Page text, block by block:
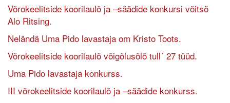
Võrokeelitside koorilaulõ ja –säädide konkursi võitsõ
Alo Ritsing.
Neländä Uma Pido lavastaja om Kristo Toots.
Võrokeelitside koorilaulõ võigõlusõlõ tull´ 27 tüüd.
Uma Pido lavastaja konkurss.
III võrokeelitside koorilaulõ ja –säädide konkurss.